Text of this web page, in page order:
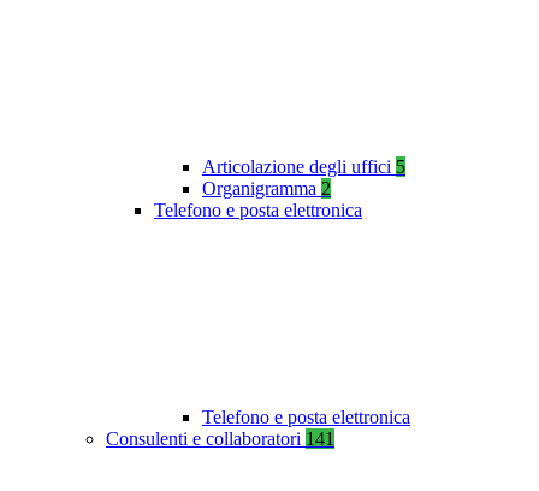
Articolazione degli uffici 5
Organigramma 2
Telefono e posta elettronica
Telefono e posta elettronica
Consulenti e collaboratori 141